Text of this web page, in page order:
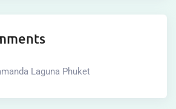
Laguna Phuket